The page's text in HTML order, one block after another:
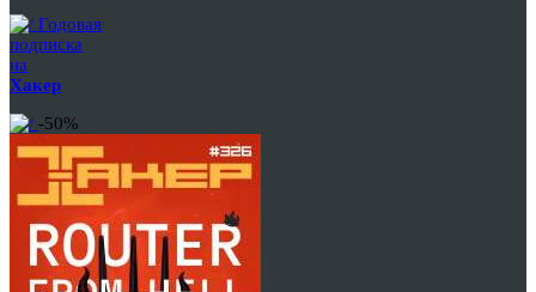
Годовая
подписка
на
Хакер
-50%